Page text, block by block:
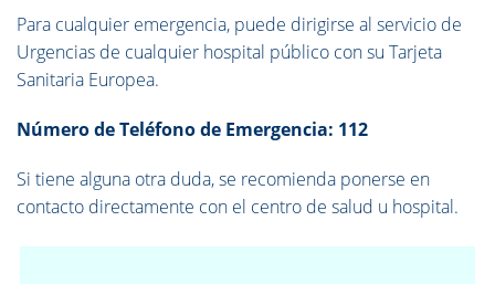
Para cualquier emergencia, puede dirigirse al servicio de
Urgencias de cualquier hospital público con su Tarjeta
Sanitaria Europea.
Número de Teléfono de Emergencia: 112
Si tiene alguna otra duda, se recomienda ponerse en
contacto directamente con el centro de salud u hospital.